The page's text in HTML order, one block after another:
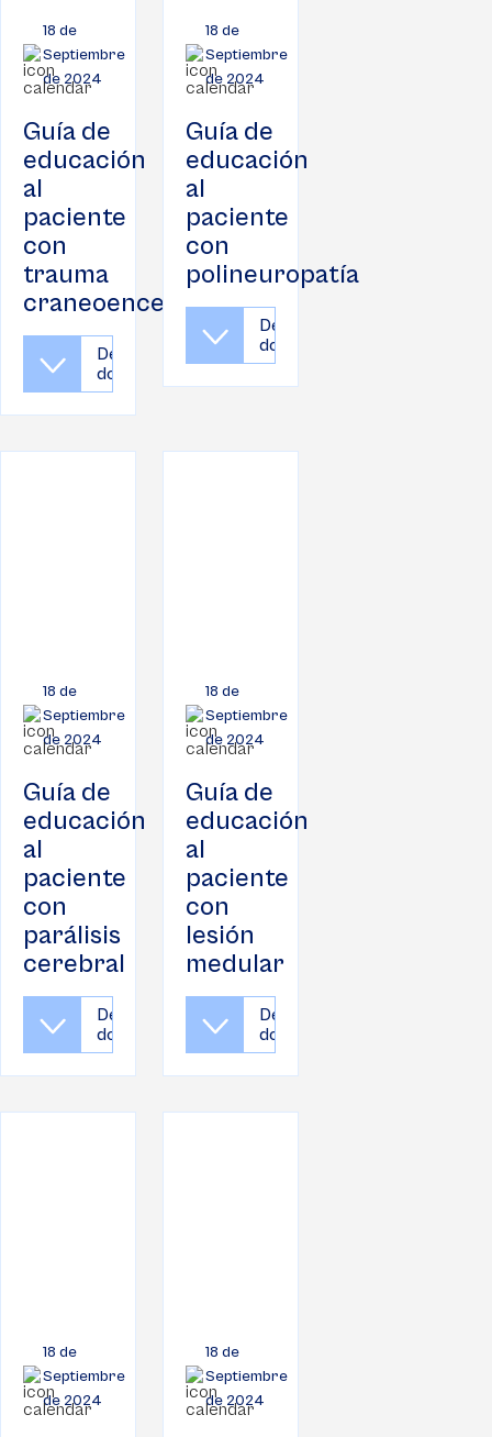
18 de
Septiembre
de 2024
Guía de
educación
al
paciente
con
trauma
craneoencefálico
Descargar
documento
18 de
Septiembre
de 2024
Guía de
educación
al
paciente
con
polineuropatía
Descargar
documento
18 de
Septiembre
de 2024
Guía de
educación
al
paciente
con
parálisis
cerebral
Descargar
documento
18 de
Septiembre
de 2024
Guía de
educación
al
paciente
con
lesión
medular
Descargar
documento
18 de
Septiembre
de 2024
18 de
Septiembre
de 2024